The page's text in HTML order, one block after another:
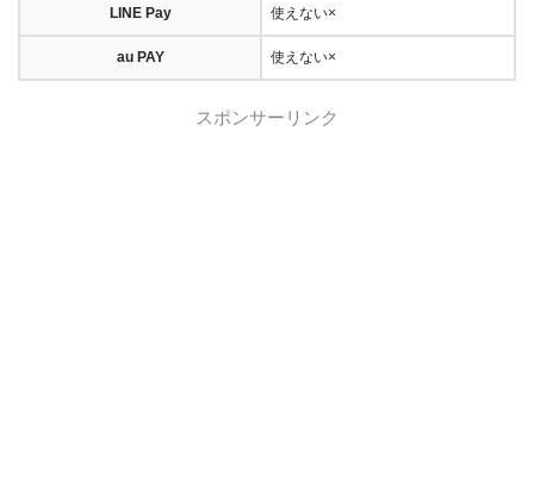
LINE Pay 使えない×
au PAY 使えない×
スポンサーリンク